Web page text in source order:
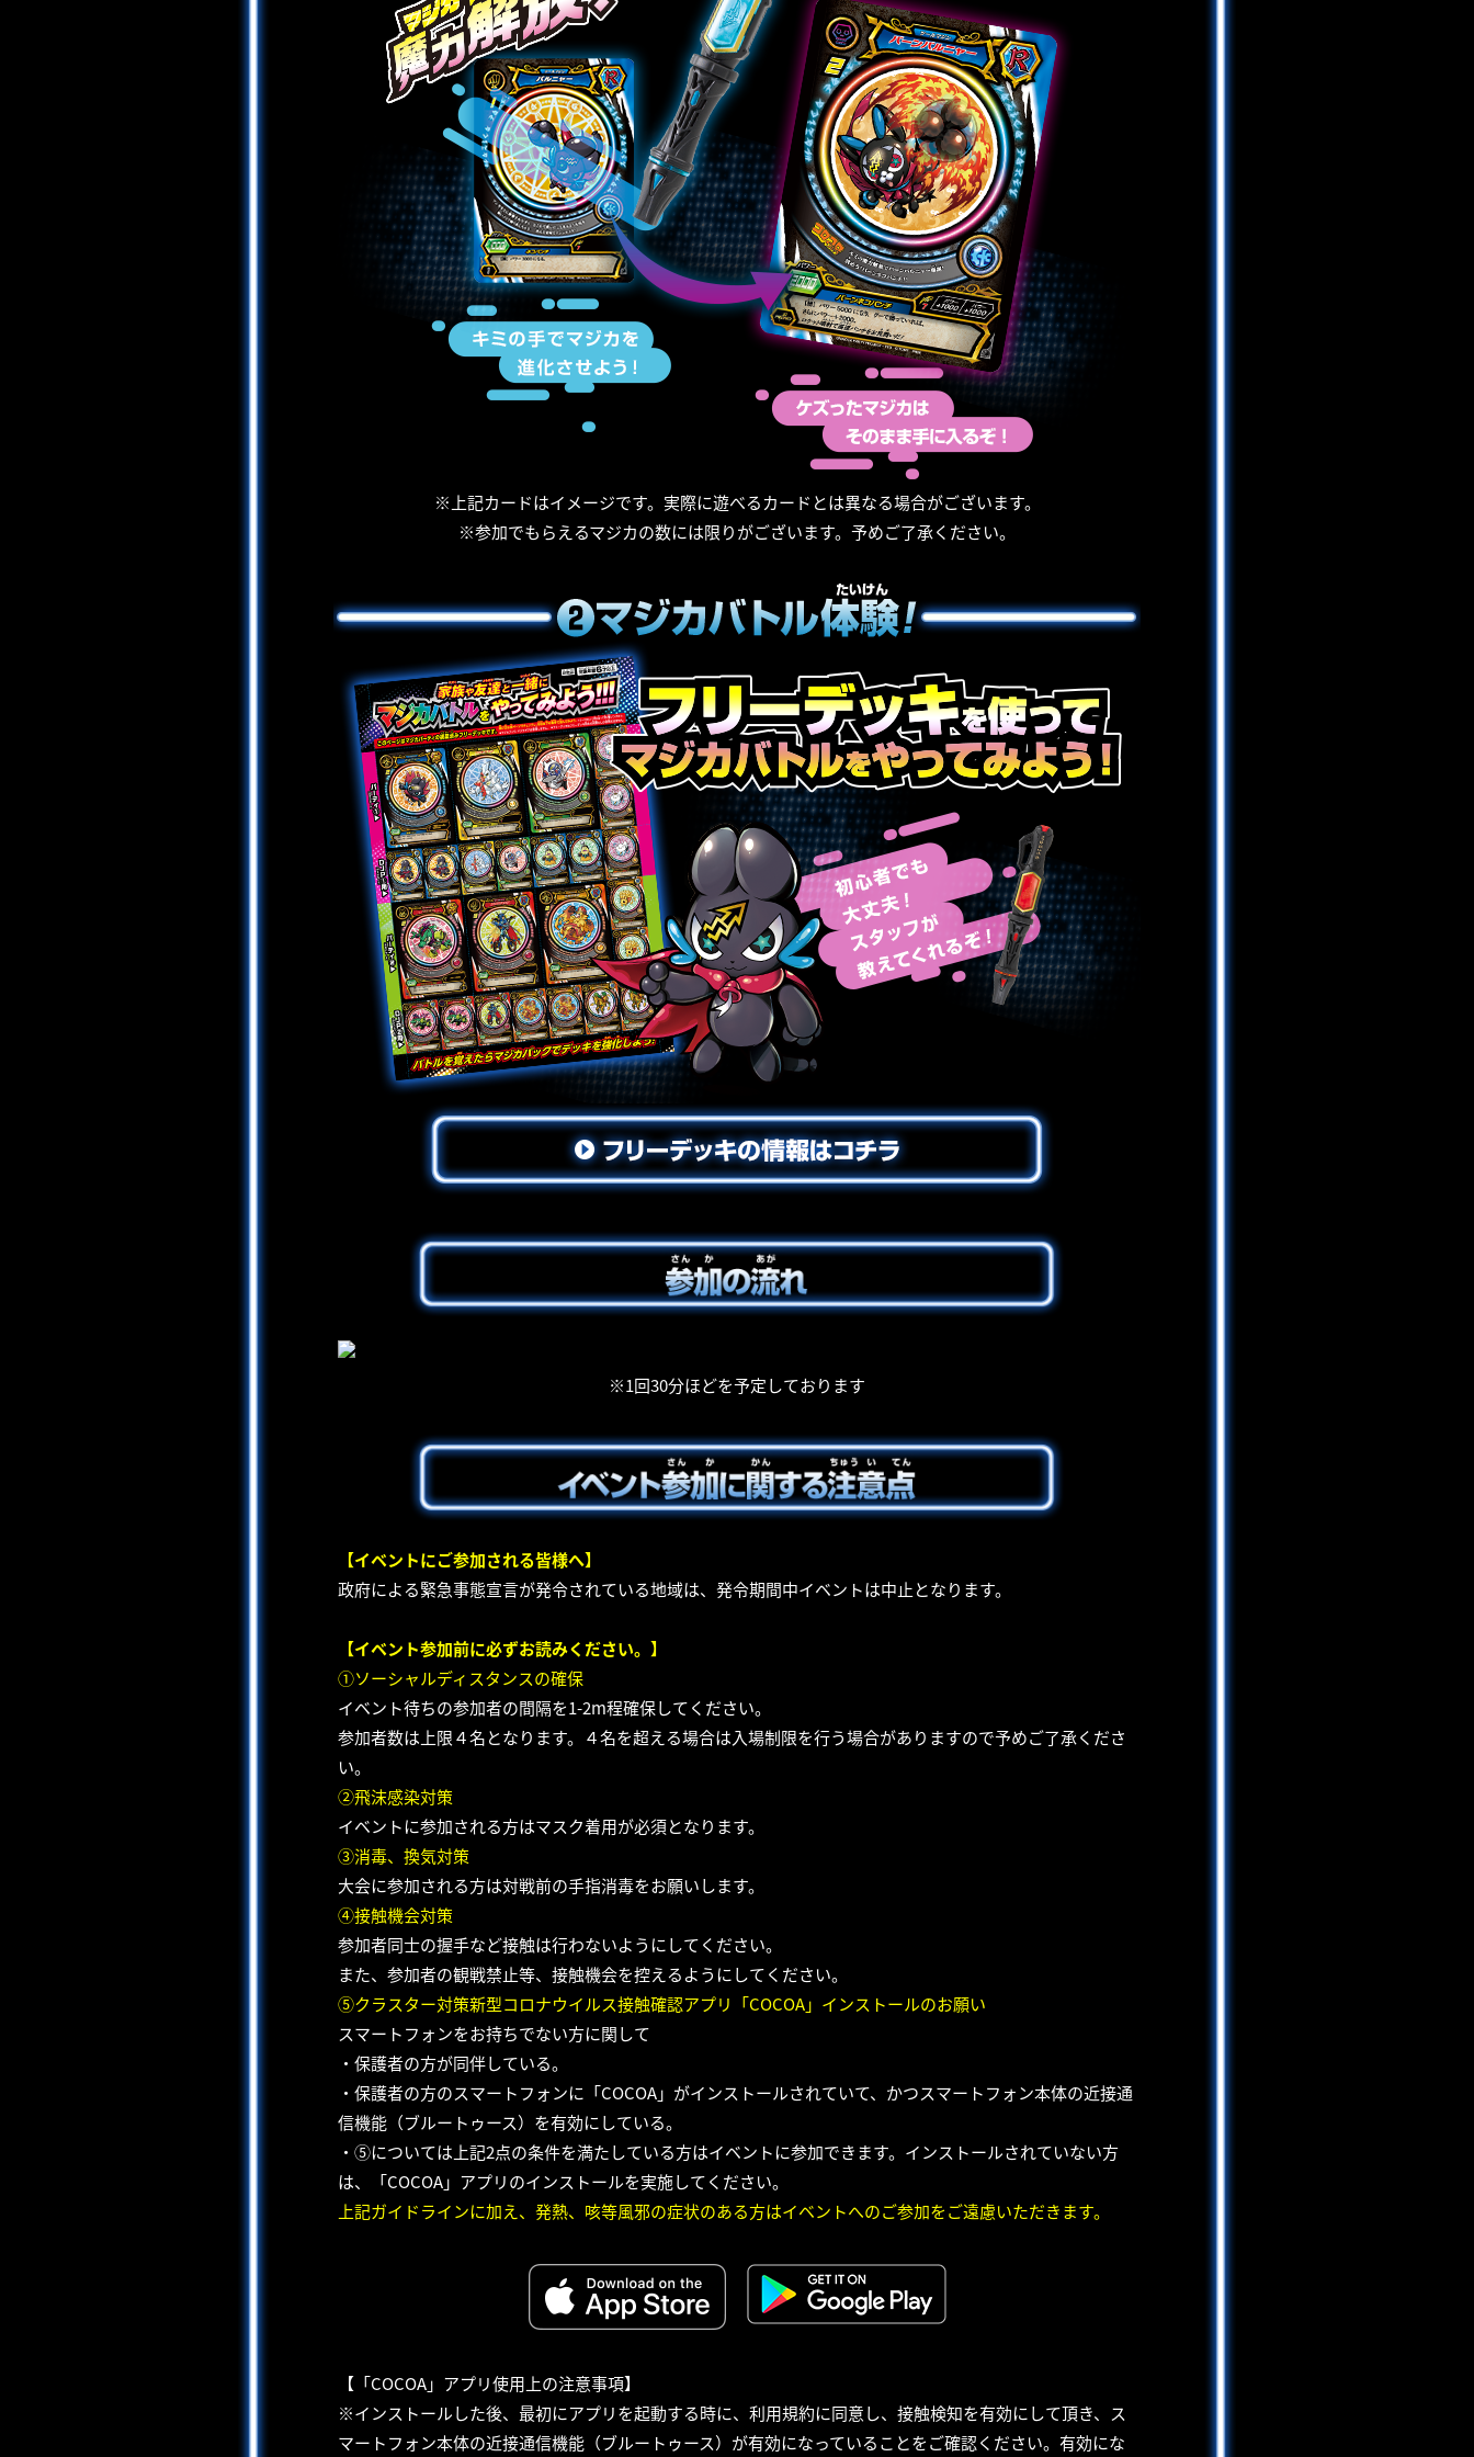
※上記カードはイメージです。実際に遊べるカードとは異なる場合がございます。
※参加でもらえるマジカの数には限りがございます。予めご了承ください。
※1回30分ほどを予定しております
【イベントにご参加される皆様へ】
政府による緊急事態宣言が発令されている地域は、発令期間中イベントは中止となります。
【イベント参加前に必ずお読みください。】
①ソーシャルディスタンスの確保
イベント待ちの参加者の間隔を1-2m程確保してください。
参加者数は上限４名となります。４名を超える場合は入場制限を行う場合がありますので予めご了承くださ
い。
②飛沫感染対策
イベントに参加される方はマスク着用が必須となります。
③消毒、換気対策
大会に参加される方は対戦前の手指消毒をお願いします。
④接触機会対策
参加者同士の握手など接触は行わないようにしてください。
また、参加者の観戦禁止等、接触機会を控えるようにしてください。
⑤クラスター対策新型コロナウイルス接触確認アプリ「COCOA」インストールのお願い
スマートフォンをお持ちでない方に関して
・保護者の方が同伴している。
・保護者の方のスマートフォンに「COCOA」がインストールされていて、かつスマートフォン本体の近接通
信機能（ブルートゥース）を有効にしている。
・⑤については上記2点の条件を満たしている方はイベントに参加できます。インストールされていない方
は、「COCOA」アプリのインストールを実施してください。
上記ガイドラインに加え、発熱、咳等風邪の症状のある方はイベントへのご参加をご遠慮いただきます。
【「COCOA」アプリ使用上の注意事項】
※インストールした後、最初にアプリを起動する時に、利用規約に同意し、接触検知を有効にして頂き、ス
マートフォン本体の近接通信機能（ブルートゥース）が有効になっていることをご確認ください。有効にな